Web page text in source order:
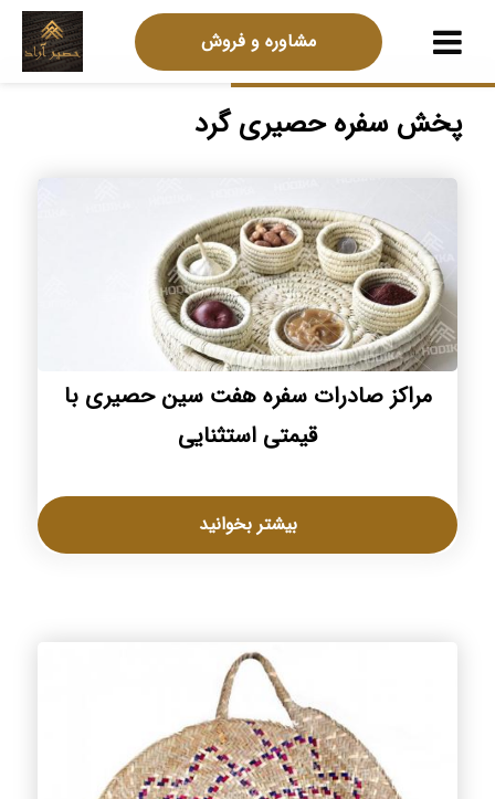
مشاوره و فروش
پخش سفره حصیری گرد
مراکز صادرات سفره هفت سین حصیری با
قیمتی استثنایی
بیشتر بخوانید